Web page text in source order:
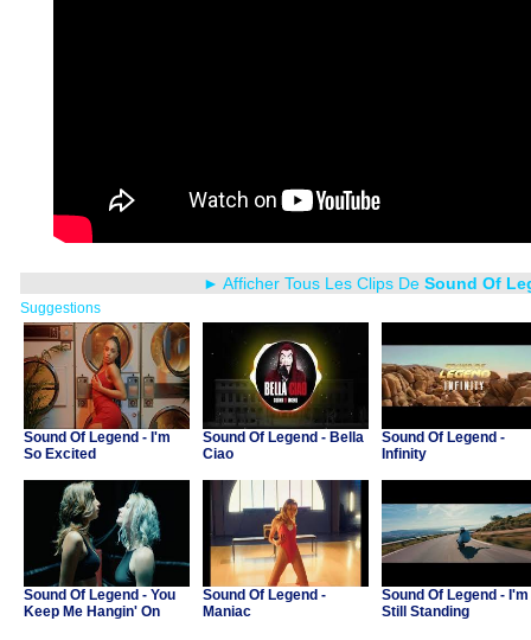
► Afficher Tous Les Clips De Sound Of
Suggestions
Sound Of Legend - I'm
So Excited
Sound Of Legend - Bella
Ciao
Sound Of Legend -
Infinity
Sound Of Legend - You
Keep Me Hangin' On
Sound Of Legend -
Maniac
Sound Of Legend - I'm
Still Standing